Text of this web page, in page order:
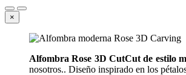
×
Alfombra Rose 3D CutCut de estilo
nosotros.. Diseño inspirado en los